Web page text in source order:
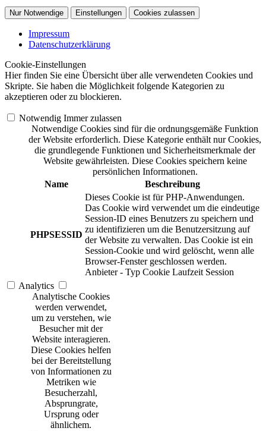
Nur Notwendige Einstellungen Cookies zulassen
Impressum
Datenschutzerklärung
Cookie-Einstellungen
Hier finden Sie eine Übersicht über alle verwendeten Cookies und
Skripte. Sie haben die Möglichkeit folgende Kategorien zu
akzeptieren oder zu blockieren.
Notwendig Immer zulassen
Notwendige Cookies sind für die ordnungsgemäße Funktion
der Website erforderlich. Diese Kategorie enthält nur Cookies,
die grundlegende Funktionen und Sicherheitsmerkmale der
Website gewährleisten. Diese Cookies speichern keine
persönlichen Informationen.
Name
Beschreibung
PHPSESSID
Dieses Cookie ist für PHP-Anwendungen.
Das Cookie wird verwendet um die eindeutige
Session-ID eines Benutzers zu speichern und
zu identifizieren um die Benutzersitzung auf
der Website zu verwalten. Das Cookie ist ein
Session-Cookie und wird gelöscht, wenn alle
Browser-Fenster geschlossen werden.
Anbieter - Typ Cookie Laufzeit Session
Analytics
Analytische Cookies
werden verwendet,
um zu verstehen, wie
Besucher mit der
Website interagieren.
Diese Cookies helfen
bei der Bereitstellung
von Informationen zu
Metriken wie
Besucherzahl,
Absprungrate,
Ursprung oder
ähnlichem.